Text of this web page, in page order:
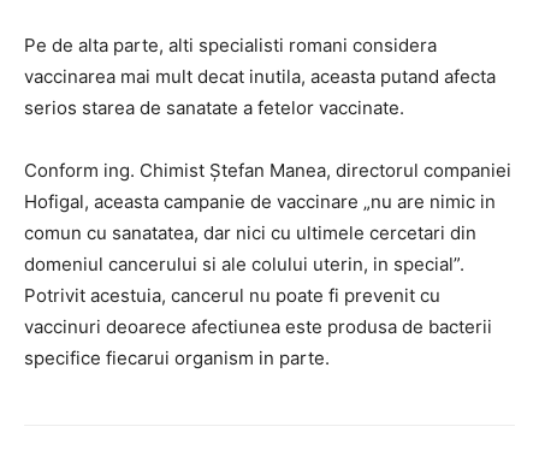
Pe de alta parte, alti specialisti romani considera
vaccinarea mai mult decat inutila, aceasta putand afecta
serios starea de sanatate a fetelor vaccinate.
Conform ing. Chimist Ştefan Manea, directorul companiei
Hofigal, aceasta campanie de vaccinare „nu are nimic in
comun cu sanatatea, dar nici cu ultimele cercetari din
domeniul cancerului si ale colului uterin, in special”.
Potrivit acestuia, cancerul nu poate fi prevenit cu
vaccinuri deoarece afectiunea este produsa de bacterii
specifice fiecarui organism in parte.